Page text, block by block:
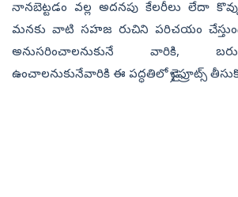
నానబెట్టడం వల్ల అదనపు కేలరీలు లేదా
మనకు వాటి సహజ రుచిని పరిచయం
అనుసరించాలనుకునే వారికి,
ఉంచాలనుకునేవారికి ఈ పద్ధతిలో డ్రై ఫ్రూట్స్‌